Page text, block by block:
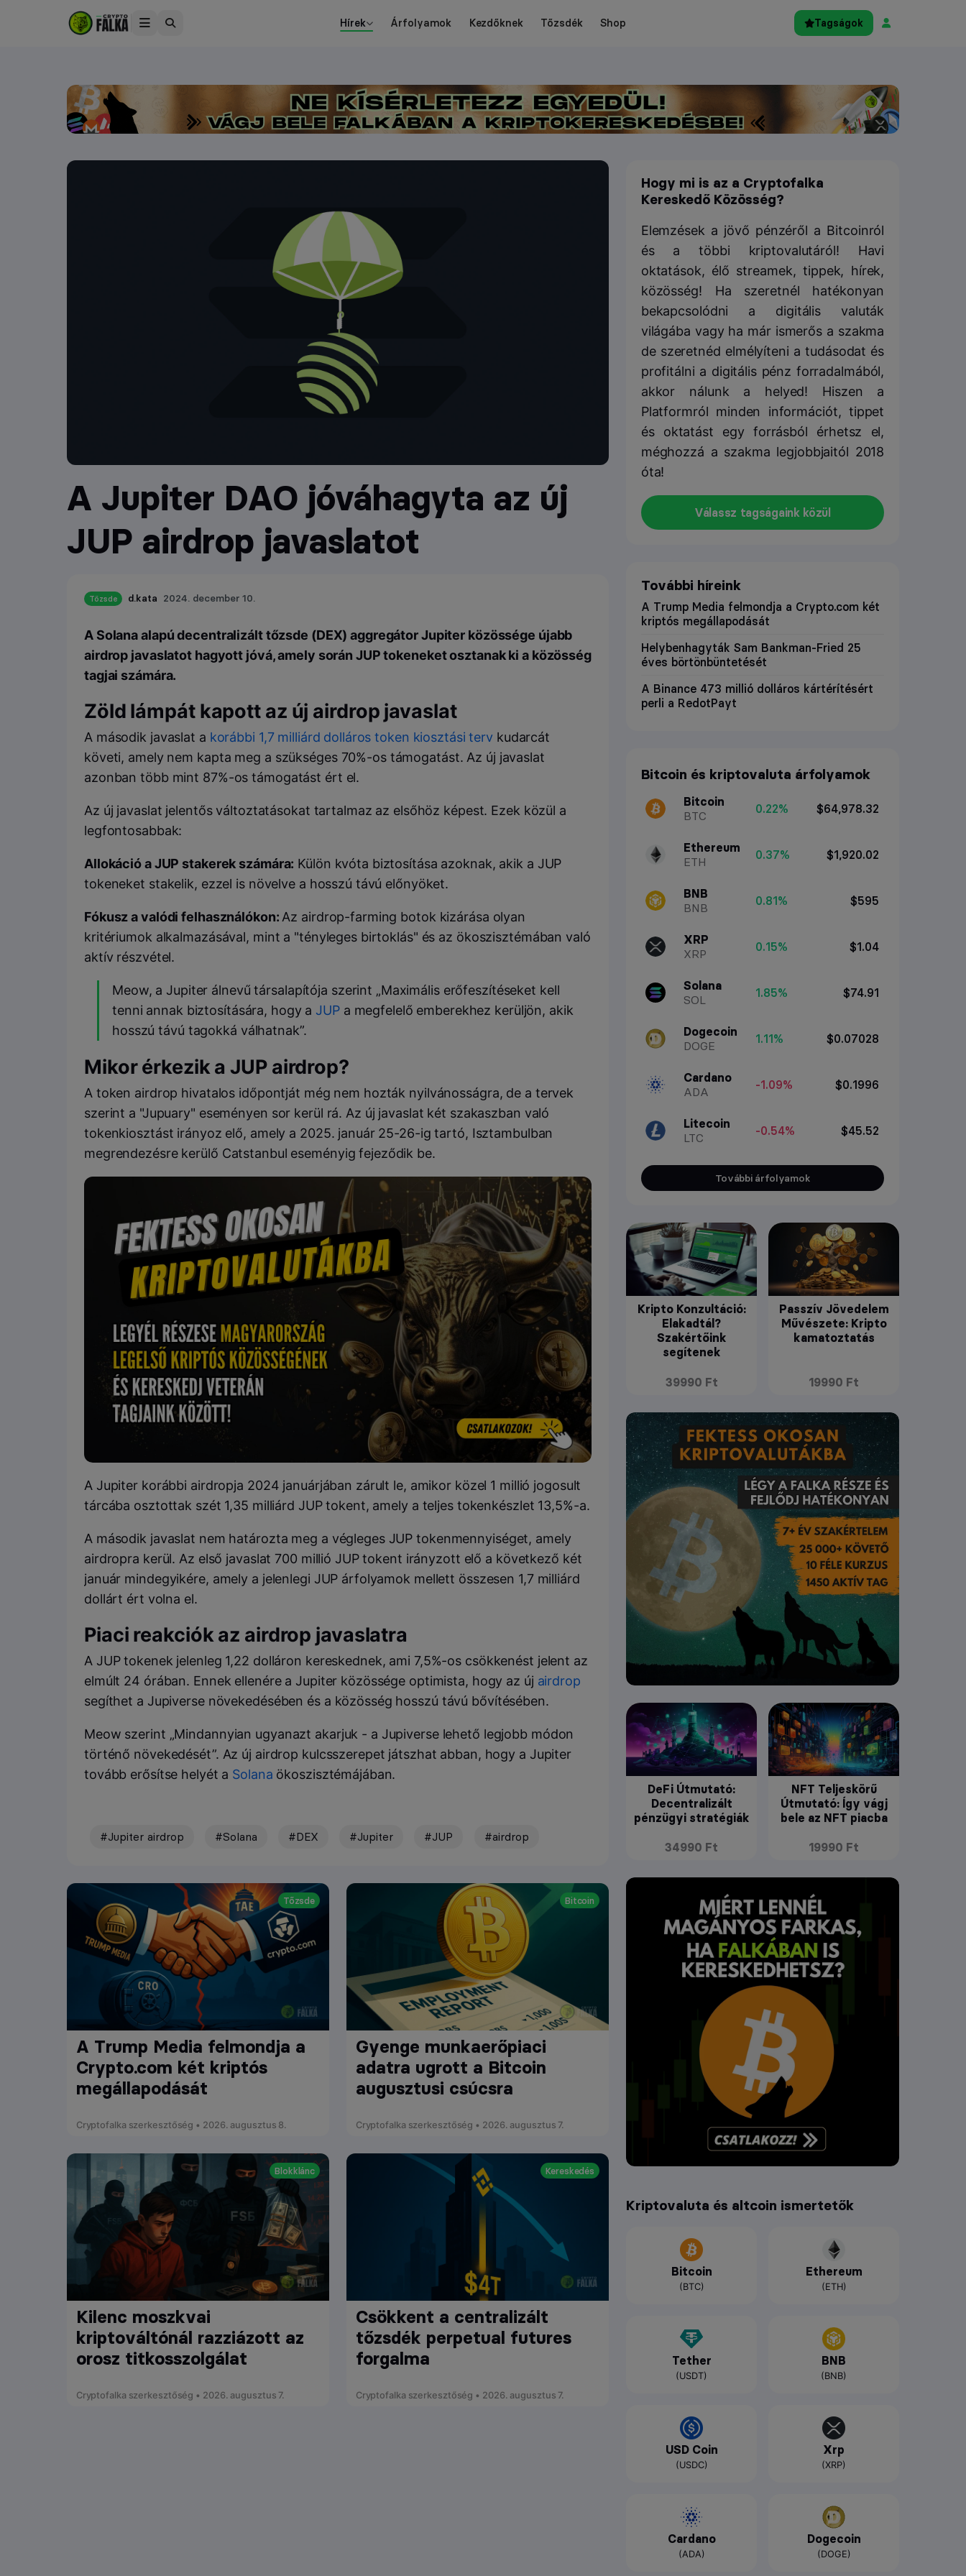
Hírek Árfolyamok Kezdőknek Tőzsdék Shop Tagságok
A Jupiter DAO jóváhagyta az új
JUP airdrop javaslatot
Tőzsde d.kata 2024. december 10.
A Solana alapú decentralizált tőzsde (DEX) aggregátor Jupiter közössége újabb
airdrop javaslatot hagyott jóvá, amely során JUP tokeneket osztanak ki a közösség
tagjai számára.
Zöld lámpát kapott az új airdrop javaslat
A második javaslat a korábbi 1,7 milliárd dolláros token kiosztási terv kudarcát
követi, amely nem kapta meg a szükséges 70%-os támogatást. Az új javaslat
azonban több mint 87%-os támogatást ért el.
Az új javaslat jelentős változtatásokat tartalmaz az elsőhöz képest. Ezek közül a
legfontosabbak:
Allokáció a JUP stakerek számára: Külön kvóta biztosítása azoknak, akik a JUP
tokeneket stakelik, ezzel is növelve a hosszú távú előnyöket.
Fókusz a valódi felhasználókon:Az airdrop-farming botok kizárása olyan
kritériumok alkalmazásával, mint a "tényleges birtoklás" és az ökoszisztémában való
aktív részvétel.
Meow, a Jupiter álnevű társalapítója szerint „Maximális erőfeszítéseket kell
tenni annak biztosítására, hogy a JUPa megfelelő emberekhez kerüljön, akik
hosszú távú tagokká válhatnak”.
Mikor érkezik a JUP airdrop?
A token airdrop hivatalos időpontját még nem hozták nyilvánosságra, de a tervek
szerint a "Jupuary" eseményen sor kerül rá. Az új javaslat két szakaszban való
tokenkiosztást irányoz elő, amely a 2025. január 25-26-ig tartó, Isztambulban
megrendezésre kerülő Catstanbul eseményig fejeződik be.
A Jupiter korábbi airdropja 2024 januárjában zárult le, amikor közel 1 millió jogosult
tárcába osztottak szét 1,35 milliárd JUP tokent, amely a teljes tokenkészlet 13,5%-a.
A második javaslat nem határozta meg a végleges JUP tokenmennyiséget, amely
airdropra kerül. Az első javaslat 700 millió JUP tokent irányzott elő a következő két
január mindegyikére, amely a jelenlegi JUP árfolyamok mellett összesen 1,7 milliárd
dollárt ért volna el.
Piaci reakciók az airdrop javaslatra
A JUP tokenek jelenleg 1,22 dolláron kereskednek, ami 7,5%-os csökkenést jelent az
elmúlt 24 órában. Ennek ellenére a Jupiter közössége optimista, hogy az új airdrop
segíthet a Jupiverse növekedésében és a közösség hosszú távú bővítésében.
Meow szerint „Mindannyian ugyanazt akarjuk - a Jupiverse lehető legjobb módon
történő növekedését”. Az új airdrop kulcsszerepet játszhat abban, hogy a Jupiter
tovább erősítse helyét a Solana ökoszisztémájában.
#Jupiter airdrop #Solana #DEX #Jupiter #JUP #airdrop
Tőzsde
A Trump Media felmondja a
Crypto.com két kriptós
megállapodását
Cryptofalka szerkesztőség • 2026. augusztus 8.
Bitcoin
Gyenge munkaerőpiaci
adatra ugrott a Bitcoin
augusztusi csúcsra
Cryptofalka szerkesztőség • 2026. augusztus 7.
Blokklánc
Kilenc moszkvai
kriptováltónál razziázott az
orosz titkosszolgálat
Cryptofalka szerkesztőség • 2026. augusztus 7.
Kereskedés
Csökkent a centralizált
tőzsdék perpetual futures
forgalma
Cryptofalka szerkesztőség • 2026. augusztus 7.
Hogy mi is az a Cryptofalka
Kereskedő Közösség?
Elemzések a jövő pénzéről a Bitcoinról
és a többi kriptovalutáról! Havi
oktatások, élő streamek, tippek, hírek,
közösség! Ha szeretnél hatékonyan
bekapcsolódni a digitális valuták
világába vagy ha már ismerős a szakma
de szeretnéd elmélyíteni a tudásodat és
profitálni a digitális pénz forradalmából,
akkor nálunk a helyed! Hiszen a
Platformról minden információt, tippet
és oktatást egy forrásból érhetsz el,
méghozzá a szakma legjobbjaitól 2018
óta!
Válassz tagságaink közül
További híreink
A Trump Media felmondja a Crypto.com két
kriptós megállapodását
Helybenhagyták Sam Bankman-Fried 25
éves börtönbüntetését
A Binance 473 millió dolláros kártérítésért
perli a RedotPayt
Bitcoin és kriptovaluta árfolyamok
Bitcoin
BTC
0.22% $64,978.32
Ethereum
ETH
0.37% $1,920.02
BNB
BNB
0.81% $595
XRP
XRP
0.15% $1.04
Solana
SOL
1.85% $74.91
Dogecoin
DOGE
1.11% $0.07028
Cardano
ADA
-1.09% $0.1996
Litecoin
LTC
-0.54% $45.52
További árfolyamok
Kripto Konzultáció:
Elakadtál?
Szakértőink
segítenek
39990 Ft
Passzív Jövedelem
Művészete: Kripto
kamatoztatás
19990 Ft
DeFi Útmutató:
Decentralizált
pénzügyi stratégiák
34990 Ft
NFT Teljeskörű
Útmutató: Így vágj
bele az NFT piacba
19990 Ft
Kriptovaluta és altcoin ismertetők
Bitcoin
(BTC)
Ethereum
(ETH)
Tether
(USDT)
BNB
(BNB)
USD Coin
(USDC)
Xrp
(XRP)
Cardano
(ADA)
Dogecoin
(DOGE)